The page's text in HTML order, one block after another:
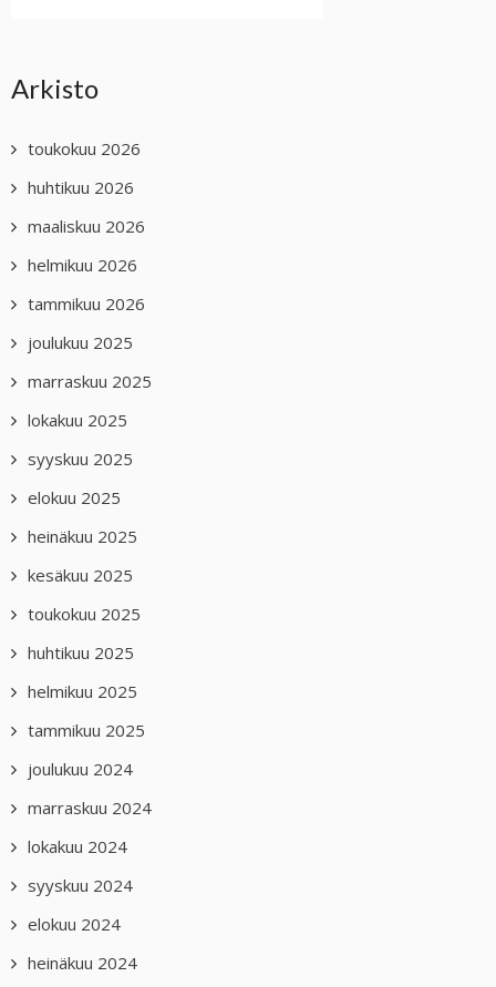
Arkisto
toukokuu 2026
huhtikuu 2026
maaliskuu 2026
helmikuu 2026
tammikuu 2026
joulukuu 2025
marraskuu 2025
lokakuu 2025
syyskuu 2025
elokuu 2025
heinäkuu 2025
kesäkuu 2025
toukokuu 2025
huhtikuu 2025
helmikuu 2025
tammikuu 2025
joulukuu 2024
marraskuu 2024
lokakuu 2024
syyskuu 2024
elokuu 2024
heinäkuu 2024